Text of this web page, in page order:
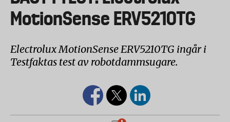
ny
MotionSense ERV5210TG
Electrolux MotionSense ERV5210TG ingår i
Testfaktas test av robotdammsugare.